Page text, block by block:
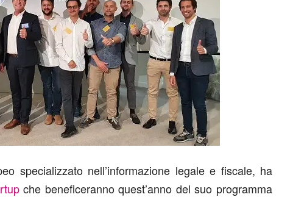
specializzato nell’informazione legale e fiscale, ha
che beneficeranno quest’anno del suo programma